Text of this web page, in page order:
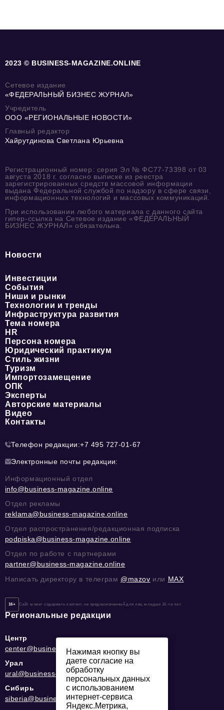
2023 © BUSINESS-MAGAZINE.ONLINE
Сетевое издание
«ФЕДЕРАЛЬНЫЙ БИЗНЕС ЖУРНАЛ»
Учредитель
ООО «РЕГИОНАЛЬНЫЕ НОВОСТИ»
Главный редактор
Хайрутдинова Светлана Юрьевна
Регистрационный номер: серия Эл № ФС77-73398 от 03
августа 2018 г. согласно выписке из реестра
зарегистрированных средств массовой информации
выдана Федеральной службой по надзору в сфере связи,
информационных технологий и массовых коммуникаций.
При использовании любого материала с данного сайта
гипер-ссылка на Сетевое издание «ФЕДЕРАЛЬНЫЙ
БИЗНЕС ЖУРНАЛ» обязательна.
Новости
Инвестиции
События
Ниши и рынки
Технологии и тренды
Инфраструктура развития
Тема номера
HR
Персона номера
Юридический практикум
Стиль жизни
Туризм
Импортозамещение
ОПК
Эксперты
Авторские материалы
Видео
Контакты
Телефон редакции:+7 495 727-01-67
Электронные почты редакции:
Информационный отдел
info@business-magazine.online
Отдел рекламы
reklama@business-magazine.online
Отдел распространения/редакционная подписка
podpiska@business-magazine.online
Отдел по работе с партнерами
partner@business-magazine.online
Написать директору в телеграм @mazov или MAX
16+ Сайт может содержать контент, не предназначенный для лиц младше 16-ти лет.
Региональные редакции
Центр
center@business-magazine.online
Урал
ural@business-magazine.online
Сибирь
siberia@business-magazine.online
Нажимая кнопку вы
даете согласие на
обработку
персональных данных
с использованием
интернет-сервиса
Яндекс.Метрика,